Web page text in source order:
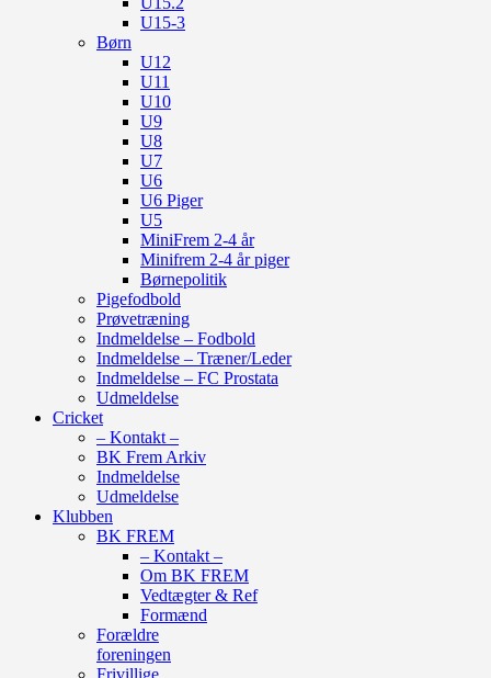
U15-3
Børn
U12
U11
U10
U9
U8
U7
U6
U6 Piger
U5
MiniFrem 2-4 år
Minifrem 2-4 år piger
Børnepolitik
Pigefodbold
Prøvetræning
Indmeldelse – Fodbold
Indmeldelse – Træner/Leder
Indmeldelse – FC Prostata
Udmeldelse
Cricket
– Kontakt –
BK Frem Arkiv
Indmeldelse
Udmeldelse
Klubben
BK FREM
– Kontakt –
Om BK FREM
Vedtægter & Ref
Formænd
Forældre
foreningen
Frivillige